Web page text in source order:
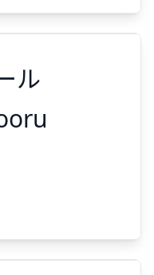
Show answer
ール
ル